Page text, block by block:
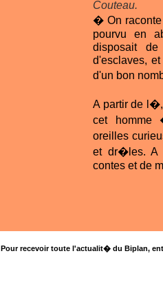
Couteau.
� On
pourvu en
disposait de
d'esclaves,
d'un bon
A partir de
cet homme
oreilles
et dr�les. A
contes et de
Pour recevoir toute l'actualit� du Biplan,